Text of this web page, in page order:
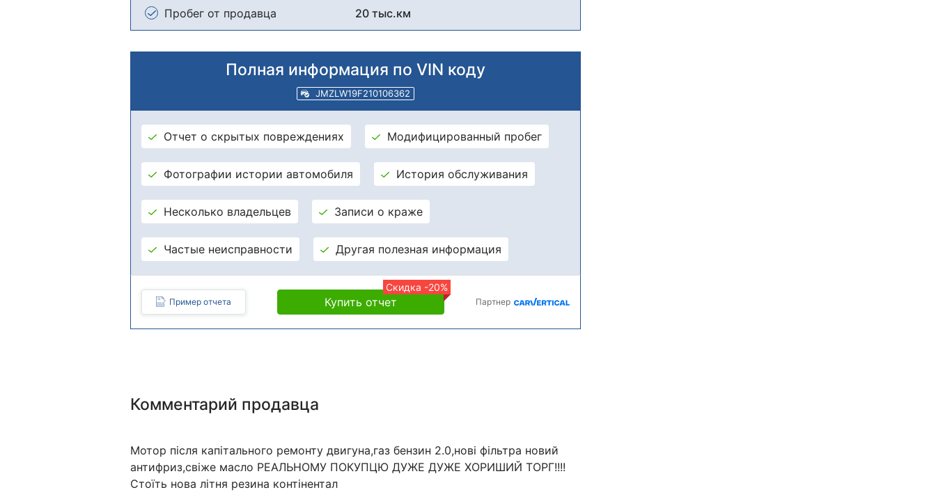
Пробег от продавца 20 тыс.км
Полная информация по VIN коду
JMZLW19F210106362
Отчет о скрытых повреждениях Модифицированный пробег
Фотографии истории автомобиля История обслуживания
Несколько владельцев Записи о краже
Частые неисправности Другая полезная информация
Пример отчета
Скидка -20%
Купить отчет Партнер
Комментарий продавца
Мотор після капітального ремонту двигуна,газ бензин 2.0,нові фільтра новий
антифриз,свіже масло РЕАЛЬНОМУ ПОКУПЦЮ ДУЖЕ ДУЖЕ ХОРИШИЙ ТОРГ!!!!
Стоїть нова літня резина контінентал